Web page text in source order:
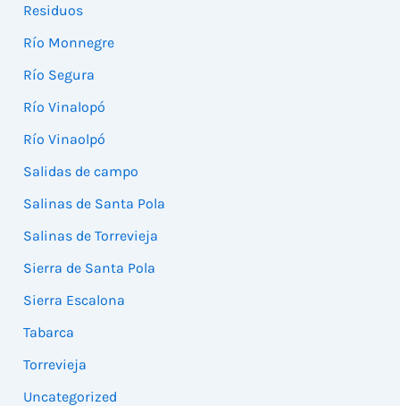
Residuos
Río Monnegre
Río Segura
Río Vinalopó
Río Vinaolpó
Salidas de campo
Salinas de Santa Pola
Salinas de Torrevieja
Sierra de Santa Pola
Sierra Escalona
Tabarca
Torrevieja
Uncategorized